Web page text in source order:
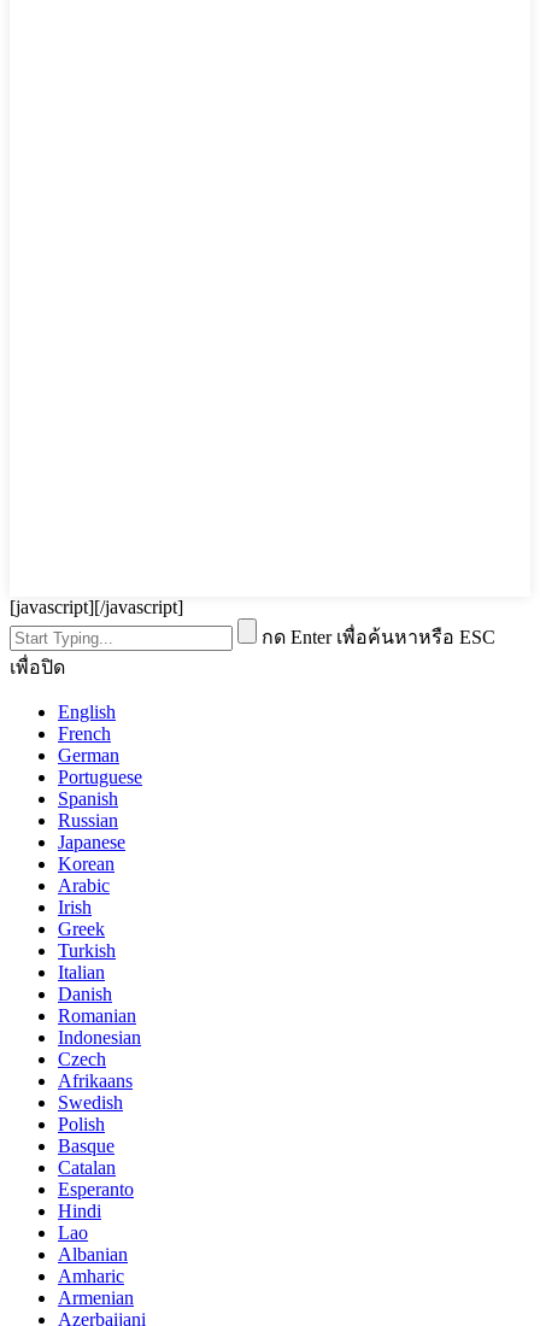
[javascript][/javascript]
กด Enter เพื่อค้นหาหรือ ESC
เพื่อปิด
English
French
German
Portuguese
Spanish
Russian
Japanese
Korean
Arabic
Irish
Greek
Turkish
Italian
Danish
Romanian
Indonesian
Czech
Afrikaans
Swedish
Polish
Basque
Catalan
Esperanto
Hindi
Lao
Albanian
Amharic
Armenian
Azerbaijani